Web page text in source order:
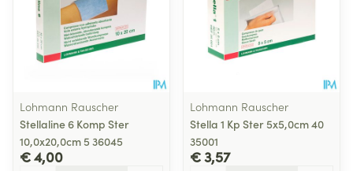
Lohmann Rauscher
Stellaline 6 Komp Ster
10,0x20,0cm 5 36045
€ 4,00
Lohmann Rauscher
Stella 1 Kp Ster 5x5,0cm 40
35001
€ 3,57